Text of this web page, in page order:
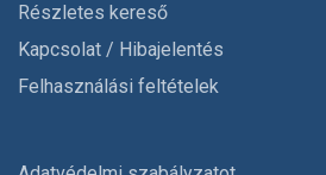
Részletes kereső
Kapcsolat / Hibajelentés
Felhasználási feltételek